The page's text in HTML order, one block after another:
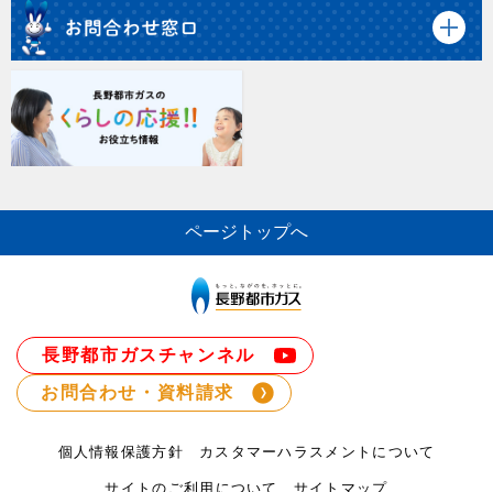
ページトップへ
長野都市ガスチャンネル
お問合わせ・資料請求
個人情報保護方針 カスタマーハラスメントについて
サイトのご利用について サイトマップ